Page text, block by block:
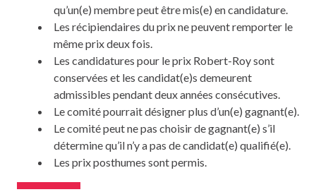
qu’un(e) membre peut être mis(e) en candidature.
Les récipiendaires du prix ne peuvent remporter le
même prix deux fois.
Les candidatures pour le prix Robert-Roy sont
conservées et les candidat(e)s demeurent
admissibles pendant deux années consécutives.
Le comité pourrait désigner plus d’un(e) gagnant(e).
Le comité peut ne pas choisir de gagnant(e) s’il
détermine qu’il n’y a pas de candidat(e) qualifié(e).
Les prix posthumes sont permis.